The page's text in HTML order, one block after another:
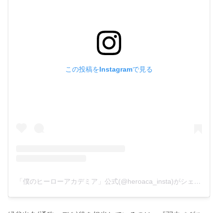
この投稿をInstagramで見る
「僕のヒーローアカデミア」公式(@heroaca_insta)がシェアした投稿